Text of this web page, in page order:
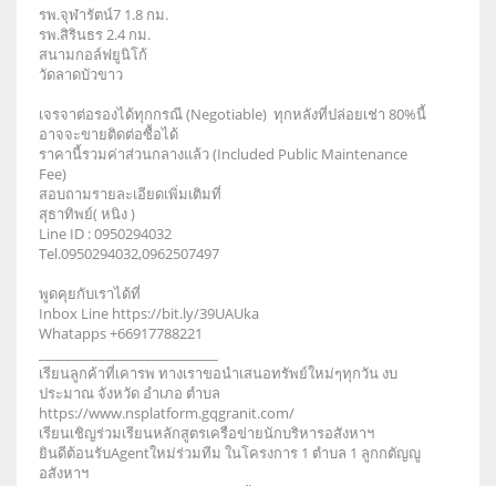
รพ.จุฬารัตน์7 1.8 กม.
รพ.สิรินธร 2.4 กม.
สนามกอล์ฟยูนิโก้
วัดลาดบัวขาว
เจรจาต่อรองได้ทุกกรณี (Negotiable) ทุกหลังที่ปล่อยเช่า 80%นี้
อาจจะขายติดต่อซื้อได้
ราคานี้รวมค่าส่วนกลางแล้ว (Included Public Maintenance
Fee)
สอบถามรายละเอียดเพิ่มเติมที่
สุธาทิพย์( หนิง )
Line ID : 0950294032
Tel.0950294032,0962507497
พูดคุยกับเราได้ที่
Inbox Line https://bit.ly/39UAUka
Whatapps +66917788221
เรียนลูกค้าที่เคารพ ทางเราขอนำเสนอทรัพย์ใหม่ๆทุกวัน งบ
ประมาณ จังหวัด อำเภอ ตำบล
https://www.nsplatform.gqgranit.com/
เรียนเชิญร่วมเรียนหลักสูตรเครือข่ายนักบริหารอสังหาฯ
ยินดีต้อนรับAgentใหม่ร่วมทีม ในโครงการ 1 ตำบล 1 ลูกกตัญญู
อสังหาฯ